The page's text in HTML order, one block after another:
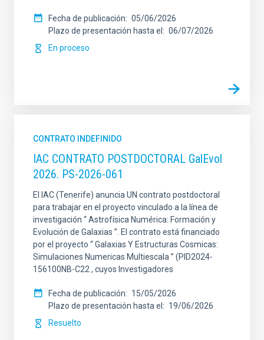
Fecha de publicación
05/06/2026
Plazo de presentación hasta el
06/07/2026
En proceso
CONTRATO INDEFINIDO
IAC CONTRATO POSTDOCTORAL GalEvol
2026. PS-2026-061
El IAC (Tenerife) anuncia UN contrato postdoctoral
para trabajar en el proyecto vinculado a la línea de
investigación “ Astrofísica Numérica: Formación y
Evolución de Galaxias ”. El contrato está financiado
por el proyecto “ Galaxias Y Estructuras Cosmicas:
Simulaciones Numericas Multiescala ” (PID2024-
156100NB-C22 , cuyos Investigadores
Fecha de publicación
15/05/2026
Plazo de presentación hasta el
19/06/2026
Resuelto